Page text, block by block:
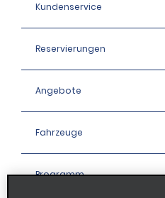
Kundenservice
Reservierungen
Angebote
Fahrzeuge
Programm